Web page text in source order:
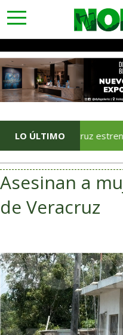
toggle
navigation
LO ÚLTIMO
Veracruz estrenará en
Asesinan a
de Veracruz